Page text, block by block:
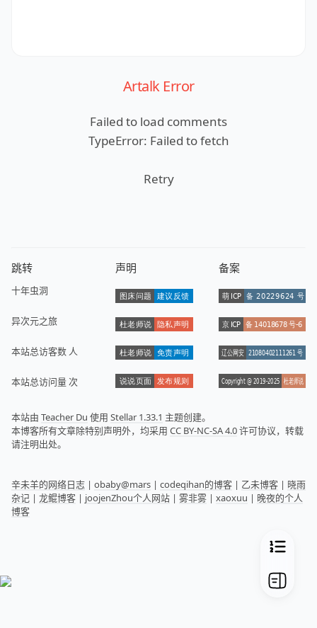
Artalk Error
Failed to load comments
TypeError: Failed to fetch
Retry
跳转
十年虫洞
异次元之旅
本站总访客数 人
本站总访问量次
声明 备案
本站由 Teacher Du 使用 Stellar 1.33.1 主题创建。
本博客所有文章除特别声明外，均采用 CC BY-NC-SA 4.0许可协议，转载
请注明出处。
辛未羊的网络日志 | obaby@mars | codeqihan的博客 | 乙未博客 | 晓雨
杂记 | 龙鲲博客 | joojenZhou个人网站 | 雾非雾 | xaoxuu | 晚夜的个人
博客